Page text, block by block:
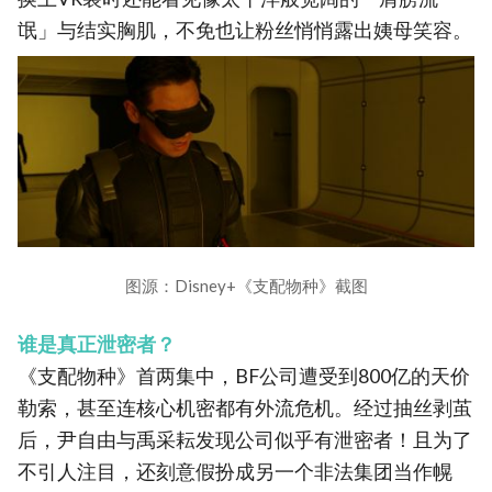
氓」与结实胸肌，不免也让粉丝悄悄露出姨母笑容。
图源：Disney+《支配物种》截图
谁是真正泄密者？
《支配物种》首两集中，BF公司遭受到800亿的天价
勒索，甚至连核心机密都有外流危机。经过抽丝剥茧
后，尹自由与禹采耘发现公司似乎有泄密者！且为了
不引人注目，还刻意假扮成另一个非法集团当作幌